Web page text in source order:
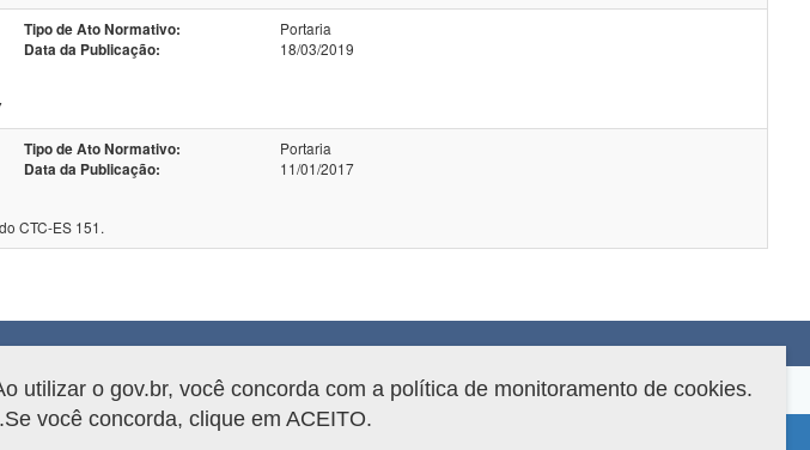
Tipo de Ato Normativo:
Portaria
Data da Publicação:
18/03/2019
Tipo de Ato Normativo:
Portaria
Data da Publicação:
11/01/2017
CTC-ES 151.
utilizar o gov.br, você concorda com a política de monitoramento de cookies.
.Se você concorda, clique em ACEITO.